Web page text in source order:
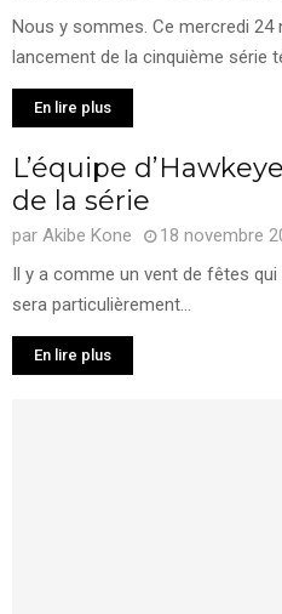
Nous y sommes. Ce mercredi 24
lancement de la cinquième série
En lire plus
L’équipe
de la série
par Akibe Kone
18 novembre
Il y a comme un vent de fêtes
sera particulièrement...
En lire plus